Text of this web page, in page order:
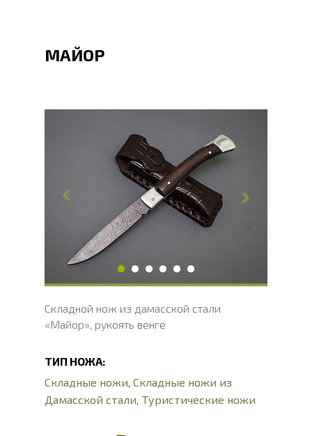
МАЙОР
Общая длина, мм
Длина клинка, мм
Ширина клинка, мм
Толщина обуха, мм
Ширина рукояти, мм
17
Длина рукояти, мм
Толщина рукояти, мм
Твердость клинка, HRC
Складной нож из дамасской стали
«Майор», рукоять венге
ТИП НОЖА:
Складные ножи, Складные ножи из
Дамасской стали, Туристические ножи